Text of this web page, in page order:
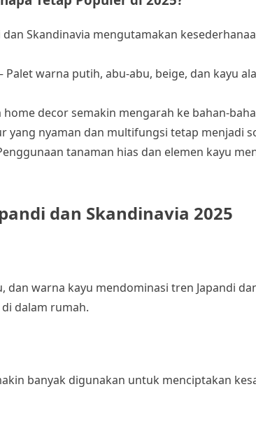
dan Skandinavia mengutamakan
Palet warna putih, abu-abu, beige, dan kayu
home decor semakin mengarah ke bahan-
yang nyaman dan multifungsi tetap menjadi
tanaman hias dan elemen kayu
dan Skandinavia 2025
warna kayu mendominasi tren Japandi
dalam rumah.
banyak digunakan untuk menciptakan